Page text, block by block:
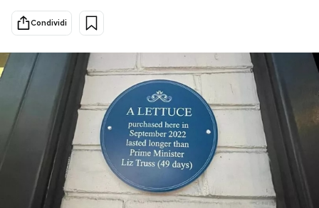
Scienza
Economia
Sport
Altrecose
Mondiali calcio 2026
PODCAST
NEWSLETTER
Condividi